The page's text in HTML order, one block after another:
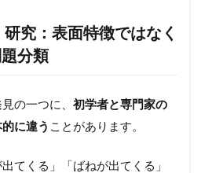
究：表面特徴ではなく
分類
の一つに、 初学者と専門家の
に違う ことがあります。
てくる」「ばねが出てくる」